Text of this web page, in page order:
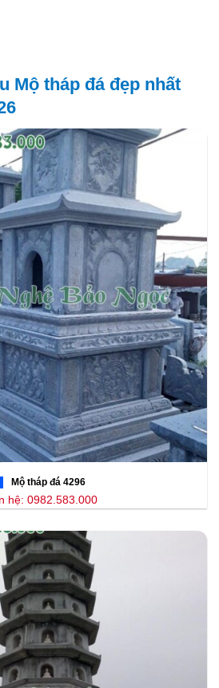
Mộ tháp đá đẹp nhất
Mộ tháp đá 4296
hệ: 0982.583.000